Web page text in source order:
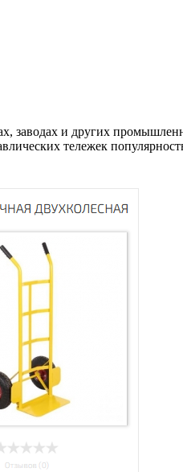
заводах и других
тележек